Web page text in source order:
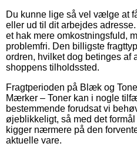
Du kunne lige så vel vælge at
eller ud til dit arbejdes
et hak mere omkostningsfuld,
problemfri. Den billigste
ordren, hvilket dog betinges af
shoppens tilholdssted.
Fragtperioden på Blæk og
Mærker – Toner kan i nogle
bestemmende forudsat vi
øjeblikkeligt, så med det
kigger nærmere på den
aktuelle vare.